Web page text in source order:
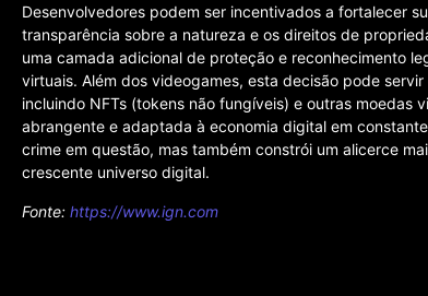
Desenvolvedores podem ser incentivados a fortalecer
transparência sobre a natureza e os direitos de
uma camada adicional de proteção e reconhecimento
virtuais. Além dos videogames, esta decisão pode
incluindo NFTs (tokens não fungíveis) e outras moedas
abrangente e adaptada à economia digital em
crime em questão, mas também constrói um alicerce
crescente universo digital.
Fonte: https://www.ign.com